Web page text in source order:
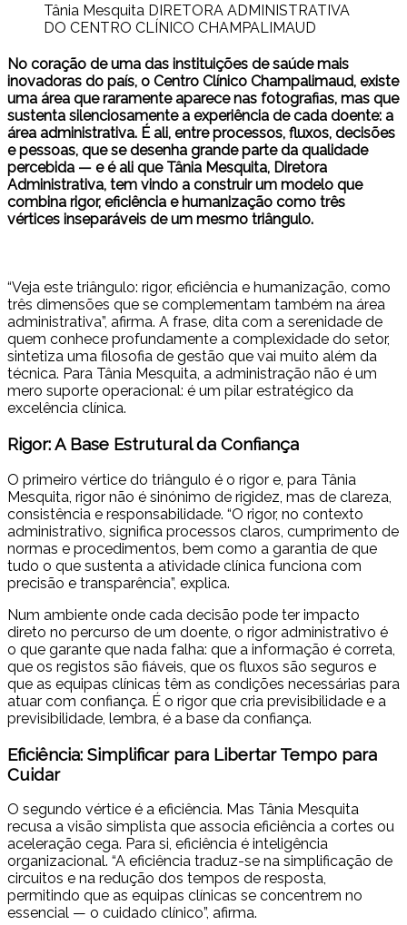
Tânia Mesquita DIRETORA ADMINISTRATIVA
DO CENTRO CLÍNICO CHAMPALIMAUD
No coração de uma das instituições de saúde mais
inovadoras do país, o Centro Clínico Champalimaud, existe
uma área que raramente aparece nas fotografias, mas que
sustenta silenciosamente a experiência de cada doente: a
área administrativa. É ali, entre processos, fluxos, decisões
e pessoas, que se desenha grande parte da qualidade
percebida — e é ali que Tânia Mesquita, Diretora
Administrativa, tem vindo a construir um modelo que
combina rigor, eficiência e humanização como três
vértices inseparáveis de um mesmo triângulo.
“Veja este triângulo: rigor, eficiência e humanização, como
três dimensões que se complementam também na área
administrativa”, afirma. A frase, dita com a serenidade de
quem conhece profundamente a complexidade do setor,
sintetiza uma filosofia de gestão que vai muito além da
técnica. Para Tânia Mesquita, a administração não é um
mero suporte operacional: é um pilar estratégico da
excelência clínica.
Rigor: A Base Estrutural da Confiança
O primeiro vértice do triângulo é o rigor e, para Tânia
Mesquita, rigor não é sinónimo de rigidez, mas de clareza,
consistência e responsabilidade. “O rigor, no contexto
administrativo, significa processos claros, cumprimento de
normas e procedimentos, bem como a garantia de que
tudo o que sustenta a atividade clínica funciona com
precisão e transparência”, explica.
Num ambiente onde cada decisão pode ter impacto
direto no percurso de um doente, o rigor administrativo é
o que garante que nada falha: que a informação é correta,
que os registos são fiáveis, que os fluxos são seguros e
que as equipas clínicas têm as condições necessárias para
atuar com confiança. É o rigor que cria previsibilidade e a
previsibilidade, lembra, é a base da confiança.
Eficiência: Simplificar para Libertar Tempo para
Cuidar
O segundo vértice é a eficiência. Mas Tânia Mesquita
recusa a visão simplista que associa eficiência a cortes ou
aceleração cega. Para si, eficiência é inteligência
organizacional. “A eficiência traduz-se na simplificação de
circuitos e na redução dos tempos de resposta,
permitindo que as equipas clínicas se concentrem no
essencial — o cuidado clínico”, afirma.